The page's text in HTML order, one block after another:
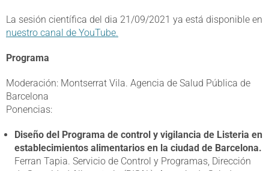
La sesión científica del dia 21/09/2021 ya está disponible en
nuestro canal de YouTube.
Programa
Moderación: Montserrat Vila. Agencia de Salud Pública de
Barcelona
Ponencias:
Diseño del Programa de control y vigilancia de Listeria en
establecimientos alimentarios en la ciudad de Barcelona.
Ferran Tapia. Servicio de Control y Programas, Dirección